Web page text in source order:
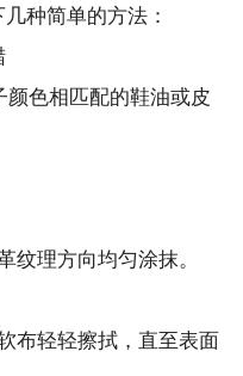
种简单的方法：
颜色相匹配的鞋油或皮
纹理方向均匀涂抹。
布轻轻擦拭，直至表面